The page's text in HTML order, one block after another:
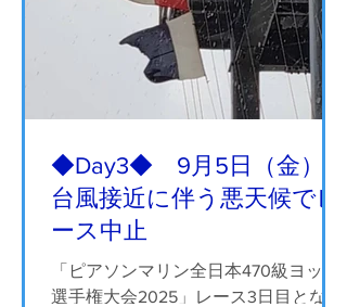
のを待ち10時にD旗が掲...
◆Day3◆ 9月5日（金）
台風接近に伴う悪天候でレ
ース中止
「ピアソンマリン全日本470級ヨット
選手権大会2025」レース3日目となる